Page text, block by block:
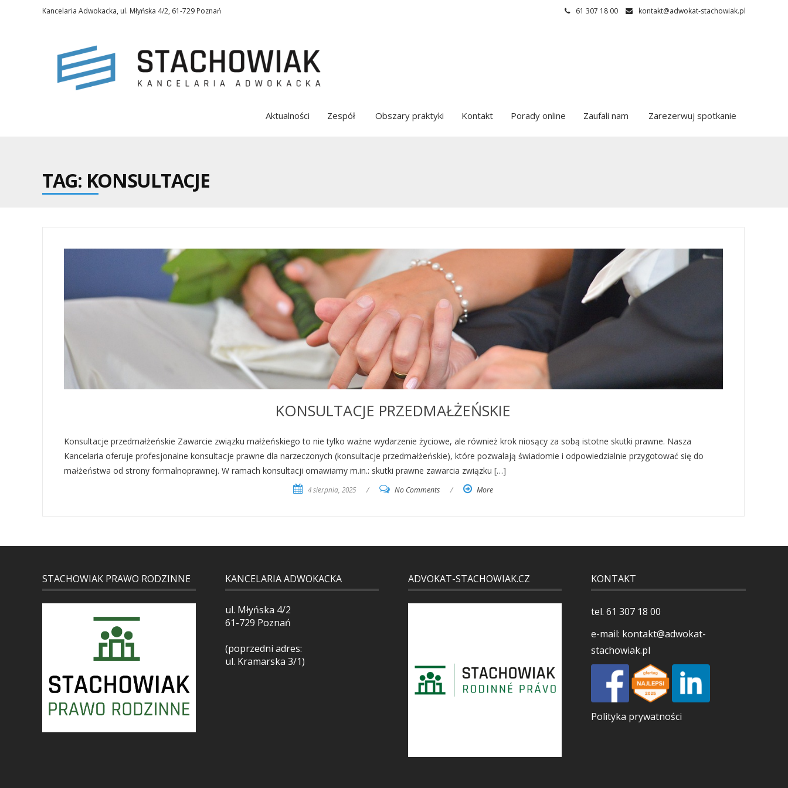
Kancelaria Adwokacka, ul. Młyńska 4/2, 61-729 Poznań 61 307 18 00 kontakt@adwokat-stachowiak.pl
Aktualności Zespół Obszary praktyki Kontakt Porady online Zaufali nam Zarezerwuj spotkanie
TAG: KONSULTACJE
KONSULTACJE PRZEDMAŁŻEŃSKIE
Konsultacje przedmałżeńskie Zawarcie związku małżeńskiego to nie tylko ważne wydarzenie życiowe, ale również krok niosący za sobą istotne skutki prawne. Nasza
Kancelaria oferuje profesjonalne konsultacje prawne dla narzeczonych (konsultacje przedmałżeńskie), które pozwalają świadomie i odpowiedzialnie przygotować się do
małżeństwa od strony formalnoprawnej. W ramach konsultacji omawiamy m.in.: skutki prawne zawarcia związku […]
4 sierpnia, 2025 / No Comments / More
STACHOWIAK PRAWO RODZINNE KANCELARIA ADWOKACKA
ul. Młyńska 4/2
61-729 Poznań
(poprzedni adres:
ul. Kramarska 3/1)
ADVOKAT-STACHOWIAK.CZ KONTAKT
tel. 61 307 18 00
e-mail: kontakt@adwokat-
stachowiak.pl
Polityka prywatności